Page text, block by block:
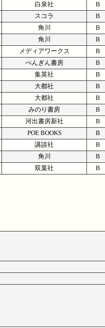
白泉社 B
スコラ B
角川 B
角川 B
メディアワークス B
ぺんぎん書房 B
集英社 B
大都社 B
大都社 B
みのり書房 B
河出書房新社 B
POE BOOKS B
講談社 B
角川 B
双葉社 B